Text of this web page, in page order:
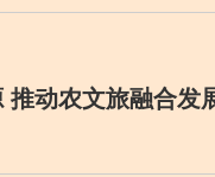
推动农文旅融合发